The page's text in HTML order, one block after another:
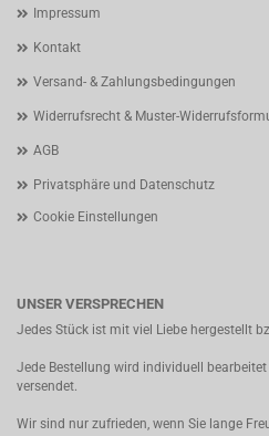
Impressum
Kontakt
Versand- & Zahlungsbedingungen
Widerrufsrecht & Muster-
AGB
Privatsphäre und Datenschutz
Cookie Einstellungen
UNSER VERSPRECHEN
Jedes Stück ist mit viel Liebe hergestellt
Jede Bestellung wird individuell
versendet.
Wir sind nur zufrieden, wenn Sie lange